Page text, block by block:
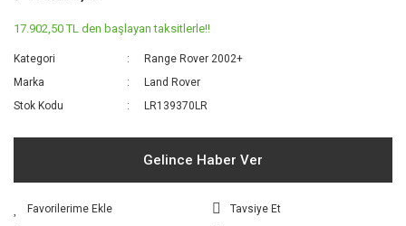
17.902,50 TL den başlayan taksitlerle!!
Kategori
Range Rover 2002+
Marka
Land Rover
Stok Kodu
LR139370LR
Gelince Haber Ver
Tavsiye Et